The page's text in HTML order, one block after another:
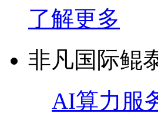
了解更多
非凡国际鲲
AI算力服